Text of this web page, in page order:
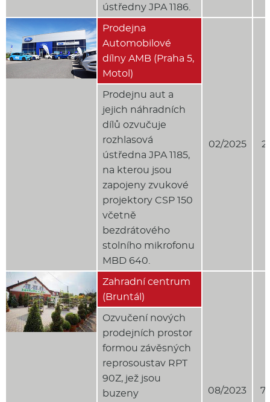
ústředny JPA 1186.
Prodejna
Automobilové
dílny AMB (Praha 5,
Motol)
02/2025
Prodejnu aut a
jejich náhradních
dílů ozvučuje
rozhlasová
ústředna JPA 1185,
na kterou jsou
zapojeny zvukové
projektory CSP 150
včetně
bezdrátového
stolního mikrofonu
MBD 640.
Zahradní centrum
(Bruntál)
08/2023
Ozvučení nových
prodejních prostor
formou závěsných
reprosoustav RPT
90Z, jež jsou
buzeny